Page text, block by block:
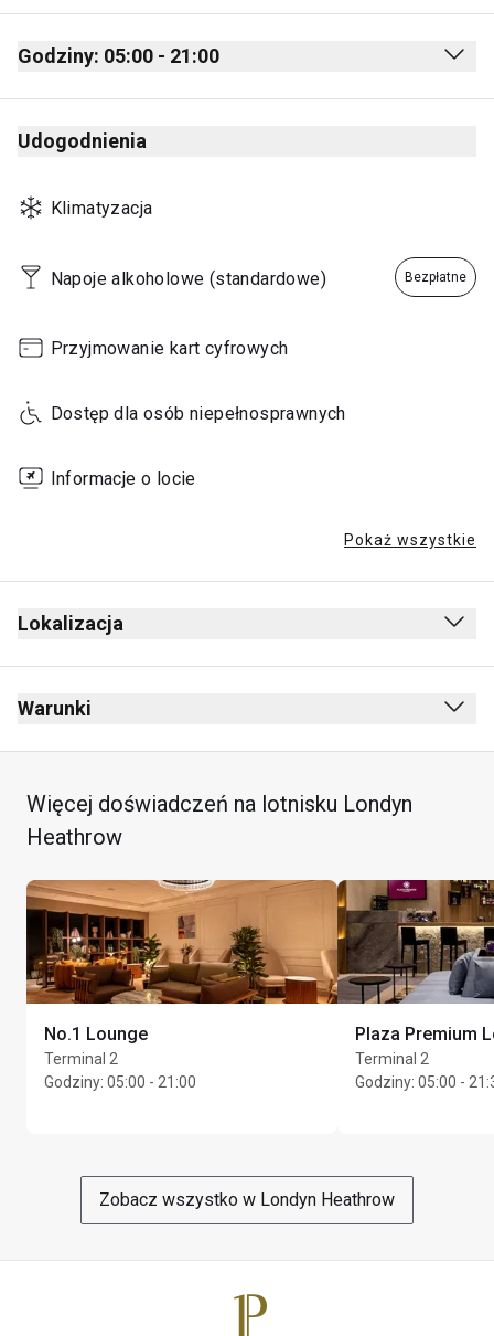
Godziny: 05:00 - 21:00
Monday 05:00 - 21:00
Tuesday
Thursday
Friday 05:00 - 21:00
Sunday
Udogodnienia
Klimatyzacja
Napoje alkoholowe (standardowe) Bezpłatne
Przyjmowanie kart cyfrowych
Dostęp dla osób niepełnosprawnych
Informacje o locie
Pokaż wszystkie
Lokalizacja
Warunki
w salonie. Dedykowana obsługa kelnerska, szeroki
wybór piw, wysokiej klasy win i alkoholi
Więcej doświadczeń na lotnisku Londyn
Heathrow
No.1 Lounge
Terminal 2
Godziny: 05:00 - 21:00
Plaza Premium
Terminal 2
Godziny: 05:00 -
Zobacz wszystko w Londyn Heathrow